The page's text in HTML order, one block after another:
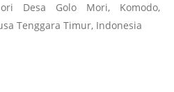
Desa Golo Mori, Komodo,
Tenggara Timur, Indonesia